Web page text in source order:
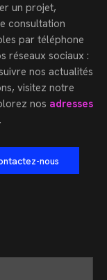
un projet,
consultation
par téléphone
réseaux sociaux :
nos actualités
visitez notre
nos adresses
.
nous